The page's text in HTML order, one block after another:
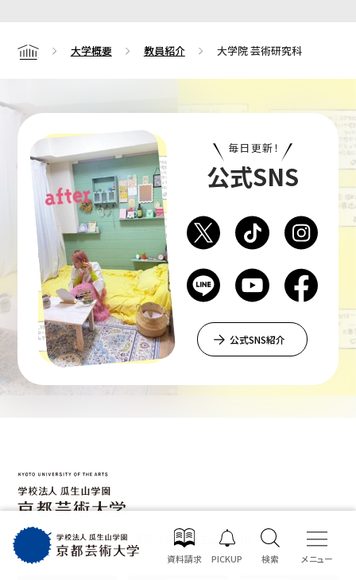
資料請求 検索
PICKUP メニュー
Home 大学概要 教員紹介 大学院 芸術研究科
毎日更新！
公式SNS
公式SNS紹介
〒606-8271 京都市左京区北白川瓜生山2-116